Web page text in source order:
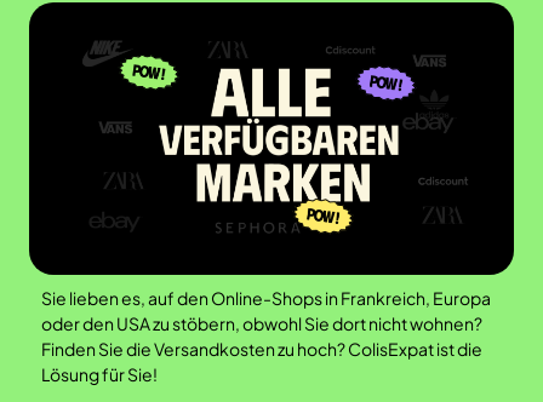
Sie lieben es, auf den Online-Shops in Frankreich, Europa
oder den USA zu stöbern, obwohl Sie dort nicht wohnen?
Finden Sie die Versandkosten zu hoch? ColisExpat ist die
Lösung für Sie!